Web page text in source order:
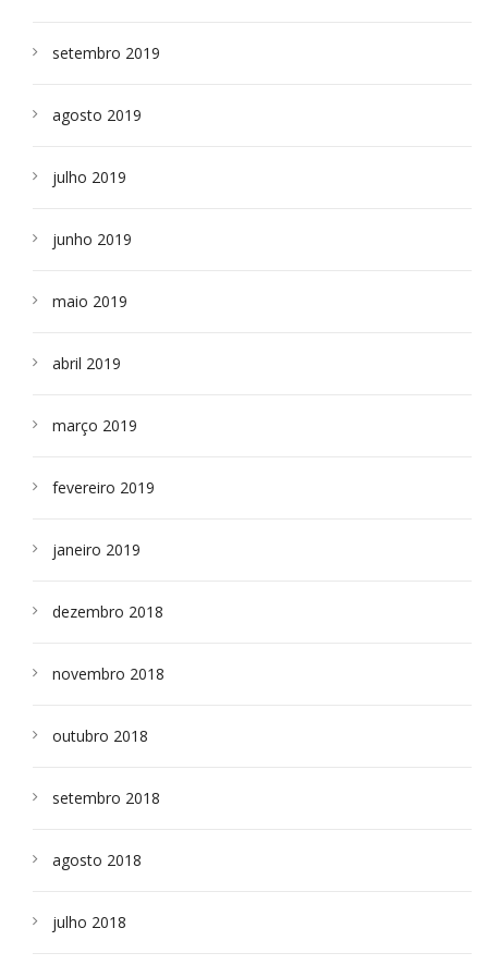
setembro 2019
agosto 2019
julho 2019
junho 2019
maio 2019
abril 2019
março 2019
fevereiro 2019
janeiro 2019
dezembro 2018
novembro 2018
outubro 2018
setembro 2018
agosto 2018
julho 2018